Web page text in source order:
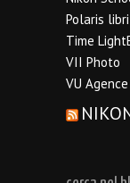
Polaris
Time
VII Photo
VU Agence